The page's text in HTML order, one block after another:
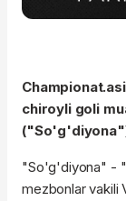
chiroyli goli
"So'g'diyona" -
mezbonlar vakili